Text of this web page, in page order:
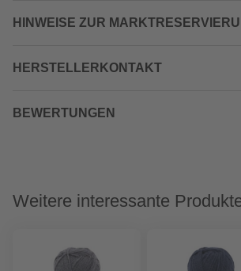
HINWEISE ZUR
HERSTELLERKONTAKT
BEWERTUNGEN
Weitere interessante